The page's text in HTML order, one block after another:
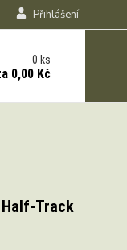
Přihlášení
0ks
0,00 Kč
Half-Track